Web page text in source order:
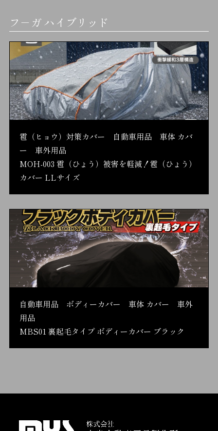
フ－ガ ハイブリッド
雹（ヒョウ）対策カバー 自動車用品 車体 カバ
ー 車外用品
MOH-003 雹（ひょう）被害を軽減！雹（ひょう）
カバー LLサイズ
自動車用品 ボディーカバー 車体 カバー 車外
用品
MBS01 裏起毛タイプ ボディーカバー ブラック